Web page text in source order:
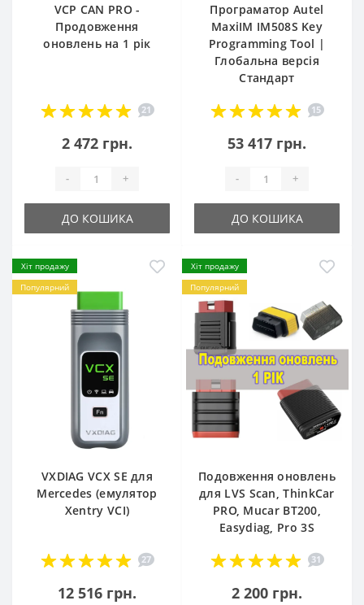
VCP CAN PRO -
Продовження
оновлень на 1 рік
21
2 472 грн.
- +
ДО КОШИКА
Програматор Autel
MaxiIM IM508S Key
Programming Tool |
Глобальна версія
Стандарт
15
53 417 грн.
- +
ДО КОШИКА
Хіт продажу
Популярний
VXDIAG VCX SE для
Mercedes (емулятор
Xentry VCI)
27
12 516 грн.
Хіт продажу
Популярний
Подовження оновлень
для LVS Scan, ThinkCar
PRO, Mucar BT200,
Easydiag, Pro 3S
31
2 200 грн.